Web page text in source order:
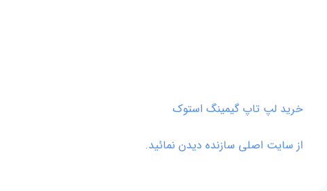
خرید لپ تاپ گیمینگ استوک
از سایت اصلی سازنده دیدن نمائید.